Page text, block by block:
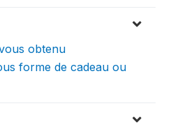
obtenu
forme de cadeau ou